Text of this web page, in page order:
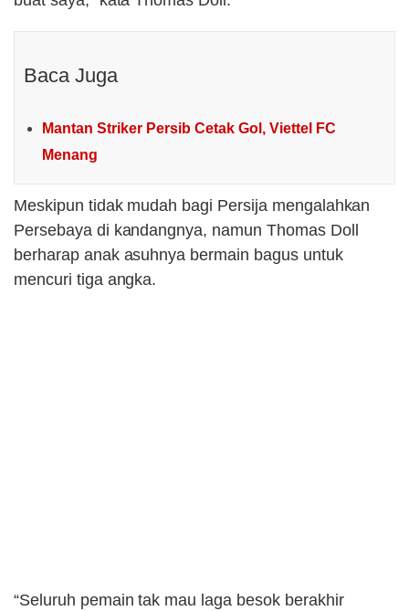
Baca Juga
Mantan Striker Persib Cetak Gol, Viettel FC
Menang
Meskipun tidak mudah bagi Persija mengalahkan
Persebaya di kandangnya, namun Thomas Doll
berharap anak asuhnya bermain bagus untuk
mencuri tiga angka.
“Seluruh pemain tak mau laga besok berakhir